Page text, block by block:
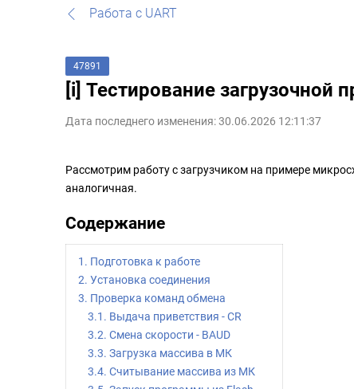
Работа с UART
47891
[i] Тестирование загрузочной
Дата последнего изменения: 30.06.2026 12:11:37
Рассмотрим работу с загрузчиком на примере
аналогичная.
Содержание
1. Подготовка к работе
2. Установка соединения
3. Проверка команд обмена
3.1. Выдача приветствия - CR
3.2. Смена скорости - BAUD
3.3. Загрузка массива в МК
3.4. Считывание массива из МК